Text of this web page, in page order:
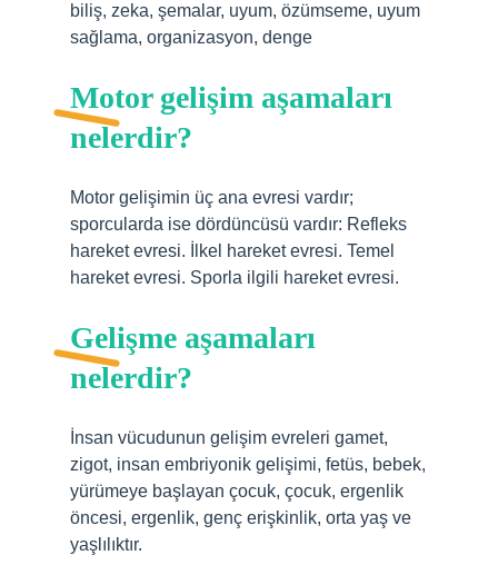
biliş, zeka, şemalar, uyum, özümseme, uyum
sağlama, organizasyon, denge
Motor gelişim aşamaları
nelerdir?
Motor gelişimin üç ana evresi vardır;
sporcularda ise dördüncüsü vardır: Refleks
hareket evresi. İlkel hareket evresi. Temel
hareket evresi. Sporla ilgili hareket evresi.
Gelişme aşamaları
nelerdir?
İnsan vücudunun gelişim evreleri gamet,
zigot, insan embriyonik gelişimi, fetüs, bebek,
yürümeye başlayan çocuk, çocuk, ergenlik
öncesi, ergenlik, genç erişkinlik, orta yaş ve
yaşlılıktır.